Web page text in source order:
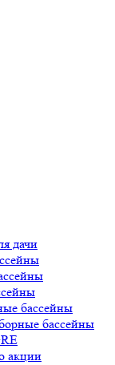
дачи
бассейны
бассейны
акции